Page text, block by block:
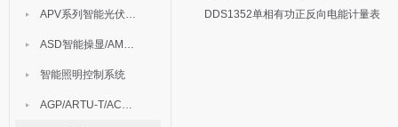
APV系列智能光伏汇流箱
ASD智能操显/AM中压保护
智能照明控制系统
AGP/ARTU-T/ACM/ADDC
DDS1352单相有功正反向电能计量表